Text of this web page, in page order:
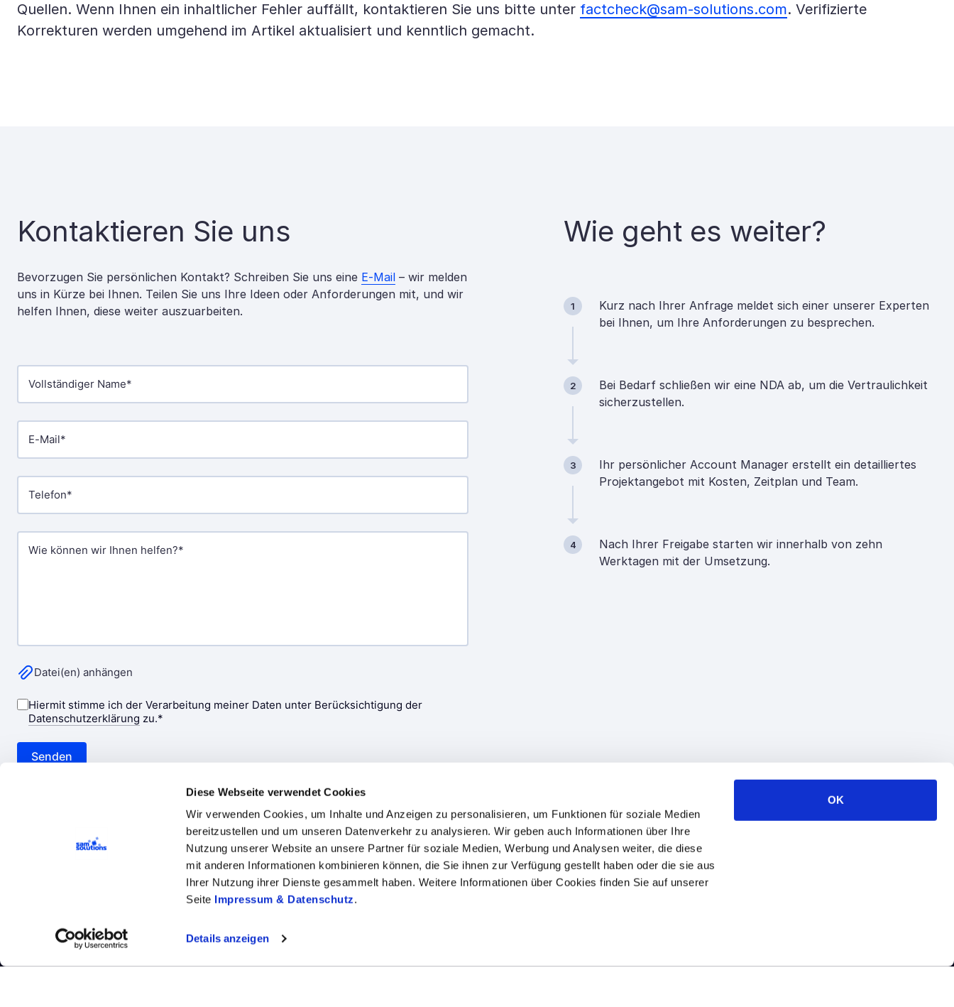
Diese Webseite verwendet Cookies
Wir verwenden Cookies, um Inhalte und Anzeigen zu personalisieren, um Funktionen für soziale Medien
bereitzustellen und um unseren Datenverkehr zu analysieren. Wir geben auch Informationen über Ihre
Nutzung unserer Website an unsere Partner für soziale Medien, Werbung und Analysen weiter, die diese
mit anderen Informationen kombinieren können, die Sie ihnen zur Verfügung gestellt haben oder die sie aus
Ihrer Nutzung ihrer Dienste gesammelt haben. Weitere Informationen über Cookies finden Sie auf unserer
Seite Impressum & Datenschutz.
Details anzeigen
OK
Quellen. Wenn Ihnen ein inhaltlicher Fehler auffällt, kontaktieren Sie uns bitte unter factcheck@sam-solutions.com. Verifizierte
Korrekturen werden umgehend im Artikel aktualisiert und kenntlich gemacht.
Kontaktieren Sie uns
Bevorzugen Sie persönlichen Kontakt? Schreiben Sie uns eine E-Mail – wir melden
uns in Kürze bei Ihnen. Teilen Sie uns Ihre Ideen oder Anforderungen mit, und wir
helfen Ihnen, diese weiter auszuarbeiten.
Wie geht es weiter?
1
Kurz nach Ihrer Anfrage meldet sich einer unserer Experten
bei Ihnen, um Ihre Anforderungen zu besprechen.
2
Bei Bedarf schließen wir eine NDA ab, um die Vertraulichkeit
sicherzustellen.
3
Ihr persönlicher Account Manager erstellt ein detailliertes
Projektangebot mit Kosten, Zeitplan und Team.
4
Nach Ihrer Freigabe starten wir innerhalb von zehn
Werktagen mit der Umsetzung.
Unternehmen Leistungen TechnologienBranchenkompetenzen